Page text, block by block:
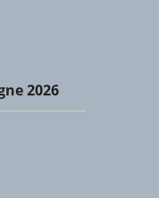
20262026